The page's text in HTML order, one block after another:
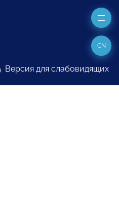
Версия для слабовидящих
CN